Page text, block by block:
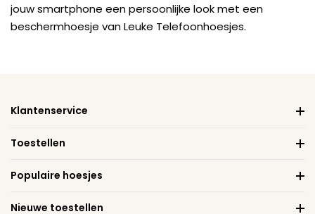
jouw smartphone een persoonlijke look met een
beschermhoesje van Leuke Telefoonhoesjes.
Klantenservice
Toestellen
Populaire hoesjes
Nieuwe toestellen